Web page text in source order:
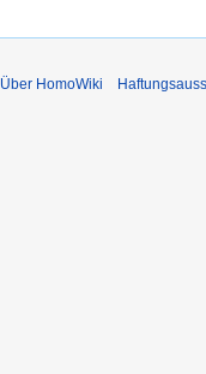
Über HomoWiki